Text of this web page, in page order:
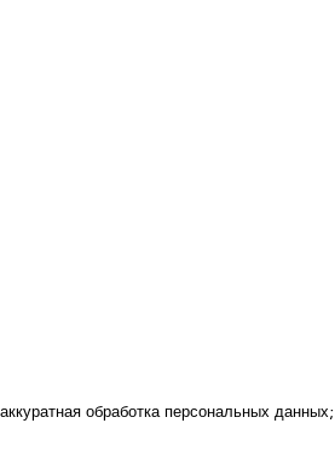
аккуратная обработка персональных данных;